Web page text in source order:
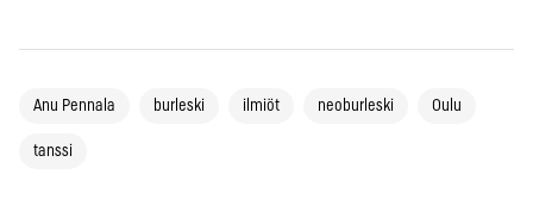
Anu Pennala burleski ilmiöt neoburleski Oulu
tanssi